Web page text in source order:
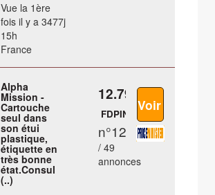
Vue la 1ère
fois il y a 3477j
15h
France
Alpha
Mission -
Cartouche
seul dans
son étui
plastique,
étiquette en
très bonne
état.Consul
(..)
12.79 €
FDPIN
n°12
/ 49
annonces